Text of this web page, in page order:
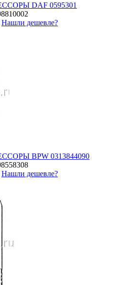
DAF 0595301
Нашли дешевле?
BPW 0313844090
Нашли дешевле?